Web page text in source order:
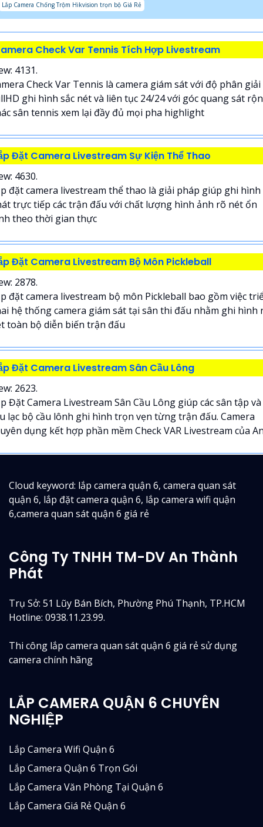
Lắp Camera Chống Trộm Hikvision trọn bộ Giá Rẻ
Check Var Tennis Tích Hợp Livestream
4131.
Check Var Tennis là camera giám sát với độ phân giải
ghi hình sắc nét và liên tục 24/24 với góc quang sát
sân tennis xem lại đầy đủ mọi pha highlight
Đặt Camera Livestream Sự Kiện Thể Thao
4630.
đặt camera livestream thể thao là giải pháp giúp ghi hình
trực tiếp các trận đấu với chất lượng hình ảnh rõ nét ổn
theo thời gian thực
Đặt Camera Livestream Bộ Môn Pickleball
2878.
đặt camera livestream bộ môn Pickleball bao gồm việc
hệ thống camera giám sát tại sân thi đấu nhằm ghi hình
toàn bộ diễn biến trận đấu
Đặt Camera Livestream Sân Cầu Lông
2623.
Đặt Camera Livestream Sân Cầu Lông giúp các sân tập và
lạc bộ cầu lônh ghi hình trọn vẹn từng trận đấu. Camera
dụng kết hợp phần mềm Check VAR Livestream của
Cloud keyword: lắp camera quận 6, camera quan sát
quận 6, lắp đặt camera quận 6, lắp camera wifi quận
6,camera quan sát quận 6 giá rẻ
Công Ty TNHH TM-DV An Thành
Phát
Trụ Sở: 51 Lũy Bán Bích, Phường Phú Thạnh, TP.HCM
Hotline: 0938.11.23.99.
Thi công lắp camera quan sát quận 6 giá rẻ sử dụng
camera chính hãng
LẮP CAMERA QUẬN 6 CHUYÊN
NGHIỆP
Lắp Camera Wifi Quận 6
Lắp Camera Quận 6 Trọn Gói
Lắp Camera Văn Phòng Tại Quận 6
Lắp Camera Giá Rẻ Quận 6